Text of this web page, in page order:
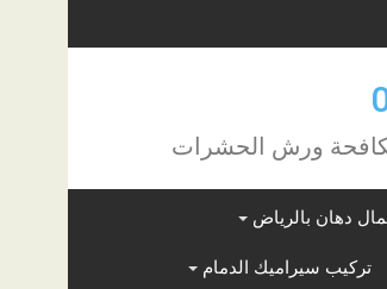
ورش الحشرات
دهان بالرياض
تركيب سيراميك الدمام